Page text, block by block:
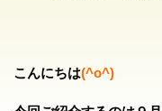
こんにちは(^o^)